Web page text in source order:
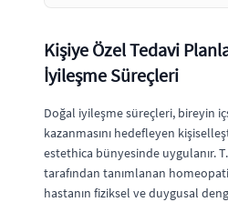
Kişiye Özel Tedavi
İyileşme Süreçleri
Doğal iyileşme süreçleri, bireyin
kazanmasını hedefleyen
estethica bünyesinde uygulanır.
tarafından tanımlanan
hastanın fiziksel ve duygusal